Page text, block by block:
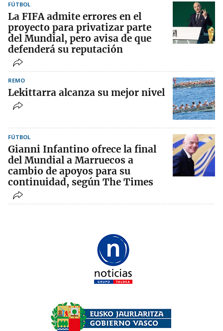
FÚTBOL
La FIFA admite errores en el
proyecto para privatizar parte
del Mundial, pero avisa de que
defenderá su reputación
REMO
Lekittarra alcanza su mejor nivel
FÚTBOL
Gianni Infantino ofrece la final
del Mundial a Marruecos a
cambio de apoyos para su
continuidad, según The Times